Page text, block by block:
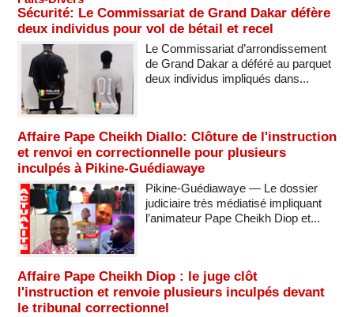
Sécurité: Le Commissariat de Grand Dakar défère
deux individus pour vol de bétail et recel
Le Commissariat d’arrondissement
de Grand Dakar a déféré au parquet
deux individus impliqués dans...
Affaire Pape Cheikh Diallo: Clôture de l'instruction
et renvoi en correctionnelle pour plusieurs
inculpés à Pikine-Guédiawaye
Pikine-Guédiawaye — Le dossier
judiciaire très médiatisé impliquant
l’animateur Pape Cheikh Diop et...
Affaire Pape Cheikh Diop : le juge clôt
l'instruction et renvoie plusieurs inculpés devant
le tribunal correctionnel